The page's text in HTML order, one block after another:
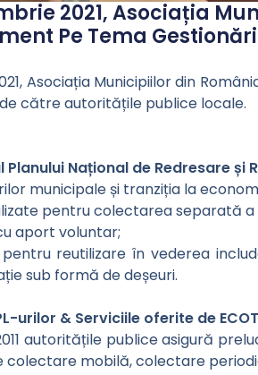
2021, Asociația
Pe Tema
Asociația Municipiilor din
către autoritățile publice locale.
Național de Redresare și
municipale și tranziția la
pentru colectarea separată a
aport voluntar;
reutilizare în vederea
sub formă de deșeuri.
urilor & Serviciile oferite de
autoritățile publice asigură
colectare mobilă, colectare